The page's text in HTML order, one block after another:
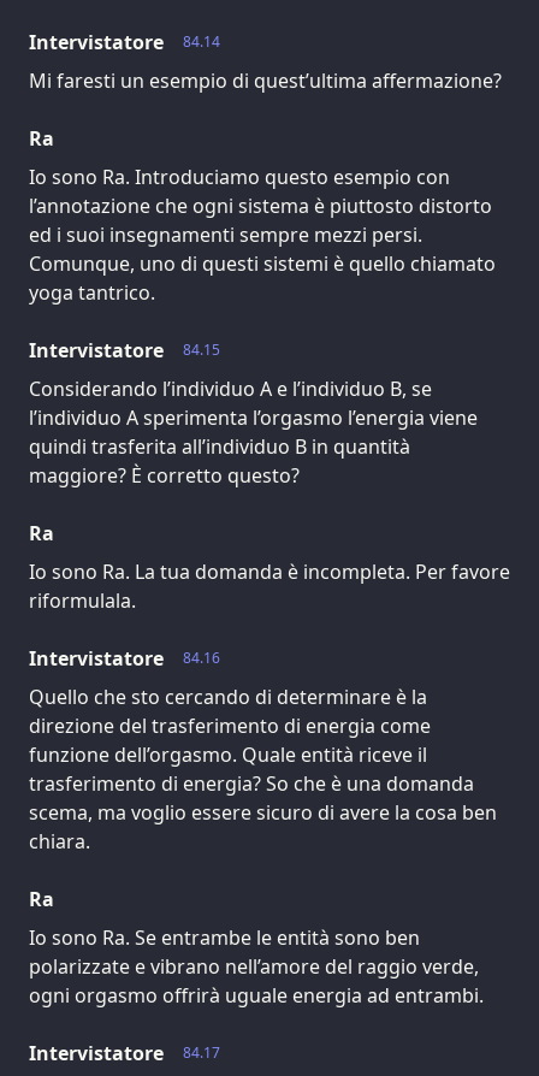
84.14
Intervistatore
Mi faresti un esempio di quest’ultima affermazione?
Ra
Io sono Ra. Introduciamo questo esempio con
l’annotazione che ogni sistema è piuttosto distorto
ed i suoi insegnamenti sempre mezzi persi.
Comunque, uno di questi sistemi è quello chiamato
yoga tantrico.
84.15
Intervistatore
Considerando l’individuo A e l’individuo B, se
l’individuo A sperimenta l’orgasmo l’energia viene
quindi trasferita all’individuo B in quantità
maggiore? È corretto questo?
Ra
Io sono Ra. La tua domanda è incompleta. Per favore
riformulala.
84.16
Intervistatore
Quello che sto cercando di determinare è la
direzione del trasferimento di energia come
funzione dell’orgasmo. Quale entità riceve il
trasferimento di energia? So che è una domanda
scema, ma voglio essere sicuro di avere la cosa ben
chiara.
Ra
Io sono Ra. Se entrambe le entità sono ben
polarizzate e vibrano nell’amore del raggio verde,
ogni orgasmo offrirà uguale energia ad entrambi.
84.17
Intervistatore